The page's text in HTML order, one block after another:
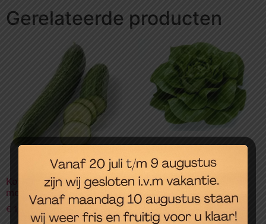
Gerelateerde producten
Komkommer, per stuk
mooie grote
€
€ 2,50
Toevoegen aan
winkelwagen